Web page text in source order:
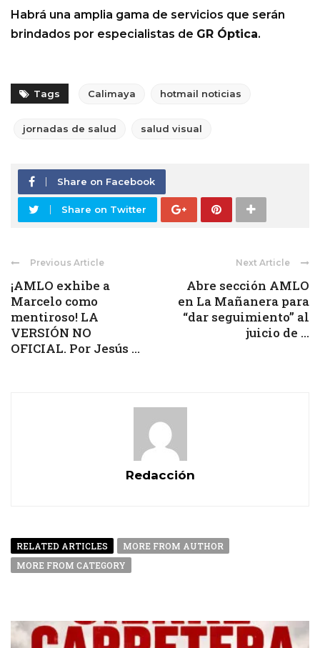
Habrá una amplia gama de servicios que serán
brindados por especialistas de GR Óptica.
Tags Calimaya hotmail noticias
jornadas de salud salud visual
Share on Facebook
Share on Twitter
Previous Article
¡AMLO exhibe a
Marcelo como
mentiroso! LA
VERSIÓN NO
OFICIAL. Por Jesús ...
Next Article
Abre sección AMLO
en La Mañanera para
“dar seguimiento” al
juicio de ...
Redacción
RELATED ARTICLES
MORE FROM AUTHOR
MORE FROM CATEGORY